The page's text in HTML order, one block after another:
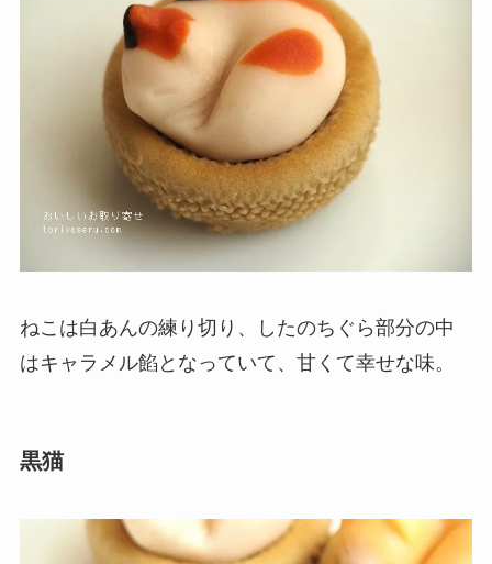
ねこは白あんの練り切り、したのちぐら部分の中
はキャラメル餡となっていて、甘くて幸せな味。
黒猫